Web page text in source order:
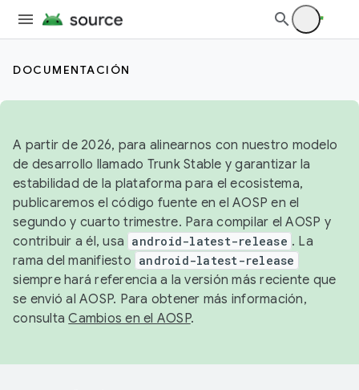
DOCUMENTACIÓN
A partir de 2026, para alinearnos con nuestro modelo
de desarrollo llamado Trunk Stable y garantizar la
estabilidad de la plataforma para el ecosistema,
publicaremos el código fuente en el AOSP en el
segundo y cuarto trimestre. Para compilar el AOSP y
contribuir a él, usa android-latest-release . La
rama del manifiesto android-latest-release
siempre hará referencia a la versión más reciente que
se envió al AOSP. Para obtener más información,
consultaCambios en el AOSP.